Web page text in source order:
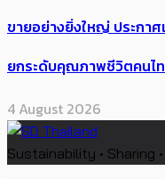
ขายอย่างยิ่งใหญ่ ประกา
ยกระดับคุณภาพชีวิตคนไ
4 August 2026
Sustainability • Sharing